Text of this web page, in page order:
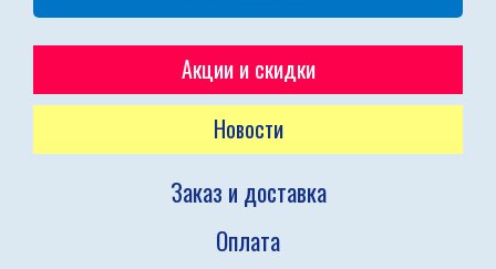
Акции и скидки
Новости
Заказ и доставка
Оплата